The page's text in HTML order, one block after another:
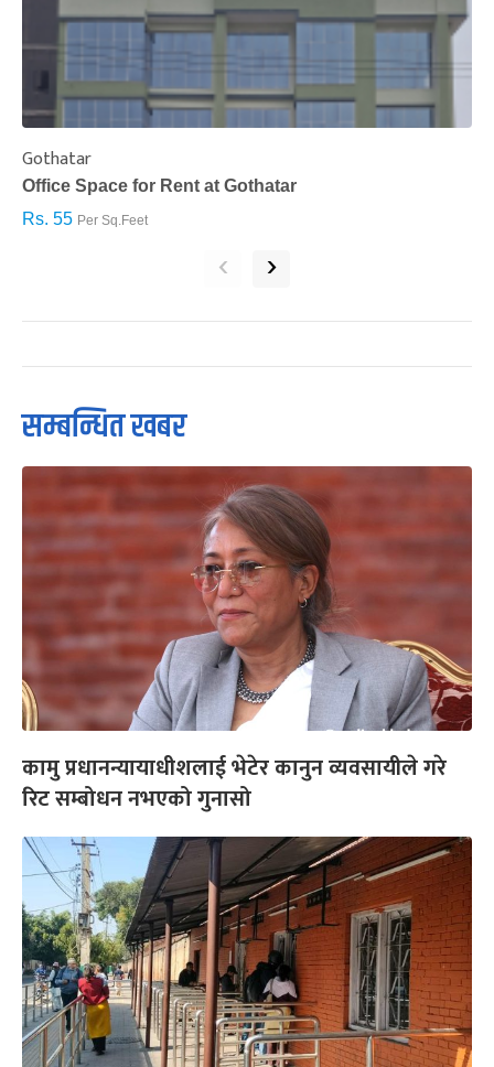
Gothatar
Office Space for Rent at Gothatar
Rs. 55 Per Sq.Feet
‹ ›
सम्बन्धित खबर
कामु प्रधानन्यायाधीशलाई भेटेर कानुन व्यवसायीले गरे
रिट सम्बोधन नभएको गुनासो